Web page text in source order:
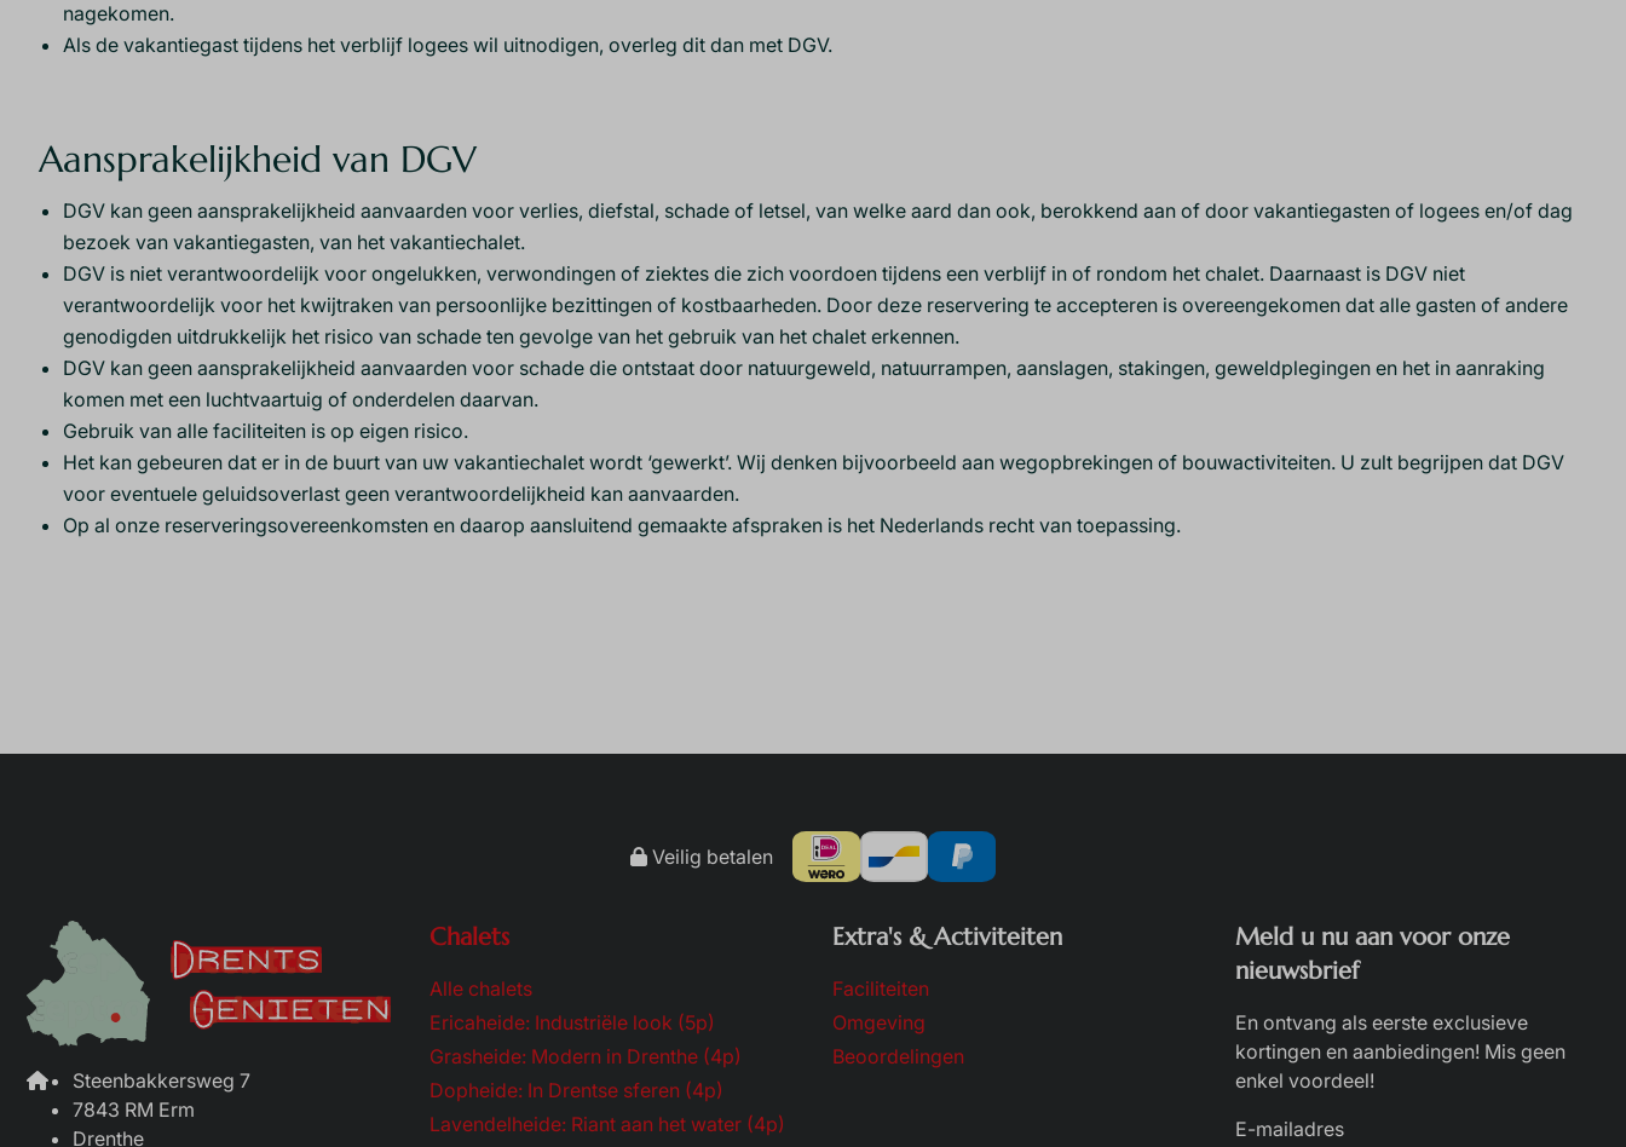
nagekomen.
Als de vakantiegast tijdens het verblijf logees wil uitnodigen, overleg dit dan met DGV.
Aansprakelijkheid van DGV
DGV kan geen aansprakelijkheid aanvaarden voor verlies, diefstal, schade of letsel, van welke aard dan ook, berokkend aan of door vakantiegasten of logees en/of dag
bezoek van vakantiegasten, van het vakantiechalet.
DGV is niet verantwoordelijk voor ongelukken, verwondingen of ziektes die zich voordoen tijdens een verblijf in of rondom het chalet. Daarnaast is DGV niet
verantwoordelijk voor het kwijtraken van persoonlijke bezittingen of kostbaarheden. Door deze reservering te accepteren is overeengekomen dat alle gasten of andere
genodigden uitdrukkelijk het risico van schade ten gevolge van het gebruik van het chalet erkennen.
DGV kan geen aansprakelijkheid aanvaarden voor schade die ontstaat door natuurgeweld, natuurrampen, aanslagen, stakingen, geweldplegingen en het in aanraking
komen met een luchtvaartuig of onderdelen daarvan.
Gebruik van alle faciliteiten is op eigen risico.
Het kan gebeuren dat er in de buurt van uw vakantiechalet wordt ‘gewerkt’. Wij denken bijvoorbeeld aan wegopbrekingen of bouwactiviteiten. U zult begrijpen dat DGV
voor eventuele geluidsoverlast geen verantwoordelijkheid kan aanvaarden.
Op al onze reserveringsovereenkomsten en daarop aansluitend gemaakte afspraken is het Nederlands recht van toepassing.
Veilig betalen
Steenbakkersweg 7
7843 RM Erm
Drenthe
Chalets
Alle chalets
Ericaheide: Industriële look (5p)
Grasheide: Modern in Drenthe (4p)
Dopheide: In Drentse sferen (4p)
Lavendelheide: Riant aan het water (4p)
Extra's & Activiteiten
Faciliteiten
Omgeving
Beoordelingen
Meld u nu aan voor onze
nieuwsbrief
En ontvang als eerste exclusieve
kortingen en aanbiedingen! Mis geen
enkel voordeel!
E-mailadres